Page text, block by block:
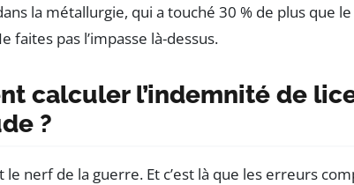
la métallurgie, qui a touché 30 % de plus que
faites pas l’impasse là-dessus.
calculer l’indemnité de
?
le nerf de la guerre. Et c’est là que les erreurs